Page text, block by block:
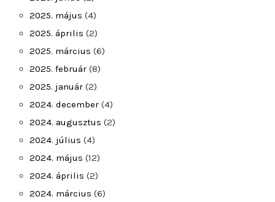
2025. május (4)
2025. április (2)
2025. március (6)
2025. február (8)
2025. január (2)
2024. december (4)
2024. augusztus (2)
2024. július (4)
2024. május (12)
2024. április (2)
2024. március (6)